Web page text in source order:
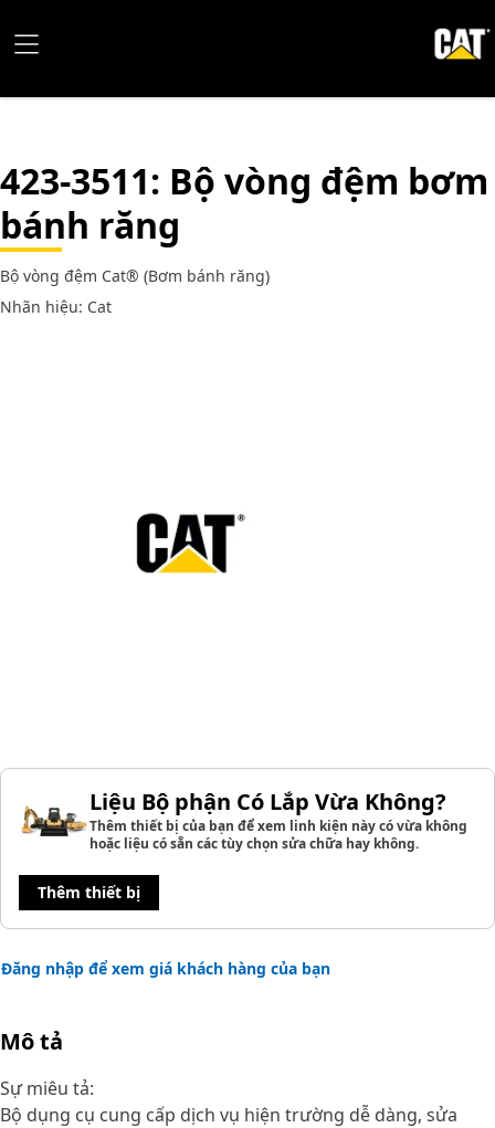
423-3511: Bộ vòng đệm bơm
bánh răng
Bộ vòng đệm Cat® (Bơm bánh răng)
Nhãn hiệu: Cat
Liệu Bộ phận Có Lắp Vừa Không?
Thêm thiết bị của bạn để xem linh kiện này có vừa không
hoặc liệu có sẵn các tùy chọn sửa chữa hay không.
Thêm thiết bị
Đăng nhập để xem giá khách hàng của bạn
Mô tả
Sự miêu tả:
Bộ dụng cụ cung cấp dịch vụ hiện trường dễ dàng, sửa